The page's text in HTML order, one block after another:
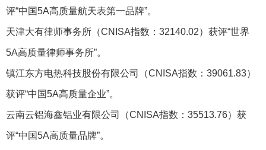
评“中国5A高质量航天表第一品牌”。
天津大有律师事务所（CNISA指数：32140.02）获评“世界
5A高质量律师事务所”。
镇江东方电热科技股份有限公司（CNISA指数：39061.83）
获评“中国5A高质量企业”。
云南云铝海鑫铝业有限公司（CNISA指数：35513.76）获
评“中国5A高质量品牌”。